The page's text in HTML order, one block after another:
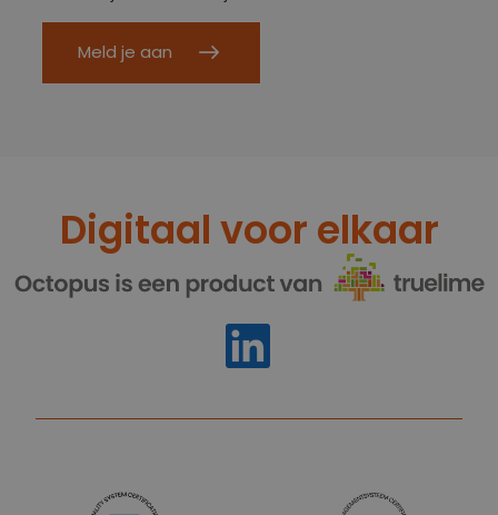
Meld je aan
Digitaal voor elkaar